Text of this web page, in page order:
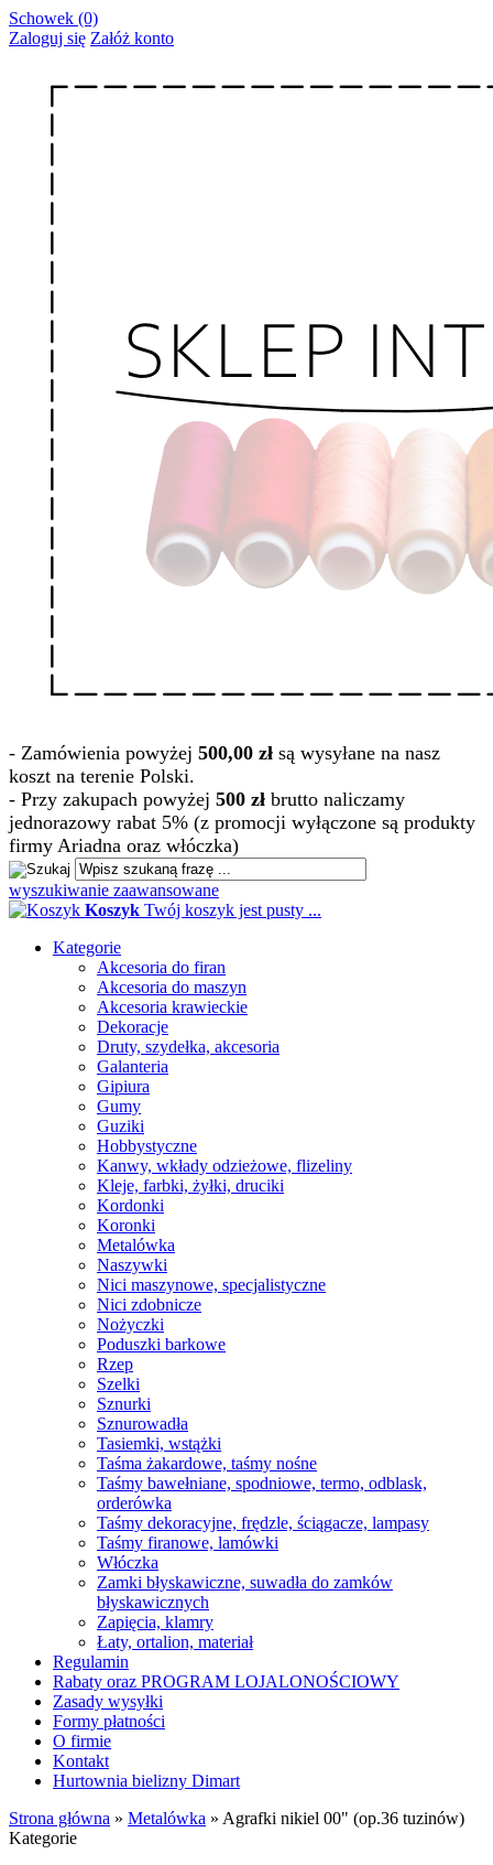
Schowek (0)
Zaloguj się Załóż konto
- Zamówienia powyżej 500,00 zł są wysyłane na nasz
koszt na terenie Polski.
- Przy zakupach powyżej 500 zł brutto naliczamy
jednorazowy rabat 5% (z promocji wyłączone są produkty
firmy Ariadna oraz włóczka)
wyszukiwanie zaawansowane
Koszyk Twój koszyk jest pusty ...
Kategorie
Akcesoria do firan
Akcesoria do maszyn
Akcesoria krawieckie
Dekoracje
Druty, szydełka, akcesoria
Galanteria
Gipiura
Gumy
Guziki
Hobbystyczne
Kanwy, wkłady odzieżowe, flizeliny
Kleje, farbki, żyłki, druciki
Kordonki
Koronki
Metalówka
Naszywki
Nici maszynowe, specjalistyczne
Nici zdobnicze
Nożyczki
Poduszki barkowe
Rzep
Szelki
Sznurki
Sznurowadła
Tasiemki, wstążki
Taśma żakardowe, taśmy nośne
Taśmy bawełniane, spodniowe, termo, odblask,
orderówka
Taśmy dekoracyjne, frędzle, ściągacze, lampasy
Taśmy firanowe, lamówki
Włóczka
Zamki błyskawiczne, suwadła do zamków
błyskawicznych
Zapięcia, klamry
Łaty, ortalion, materiał
Regulamin
Rabaty oraz PROGRAM LOJALONOŚCIOWY
Zasady wysyłki
Formy płatności
O firmie
Kontakt
Hurtownia bielizny Dimart
Strona główna » Metalówka » Agrafki nikiel 00" (op.36 tuzinów)
Kategorie